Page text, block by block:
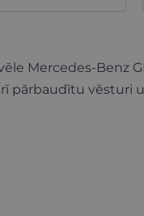
Mercedes-Benz
pārbaudītu vēsturi